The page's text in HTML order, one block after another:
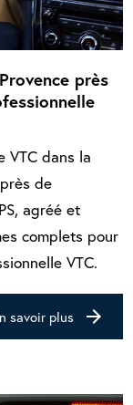
près
VTC dans la
de
agréé et
complets pour
VTC.
savoir plus arrow_forward